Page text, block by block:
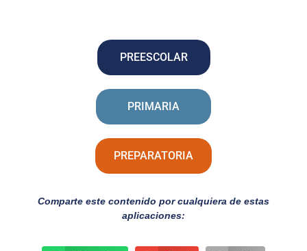
PREESCOLAR
PRIMARIA
PREPARATORIA
Comparte este contenido por cualquiera de estas
aplicaciones: